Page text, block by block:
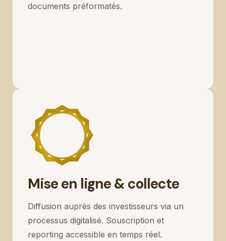
documents préformatés.
Mise en ligne & collecte
Diffusion auprès des investisseurs via un
processus digitalisé. Souscription et
reporting accessible en temps réel.